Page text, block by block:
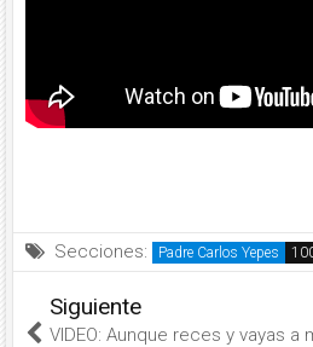
Secciones: Padre Carlos Yepes
Siguiente
VIDEO: Aunque reces y vayas a